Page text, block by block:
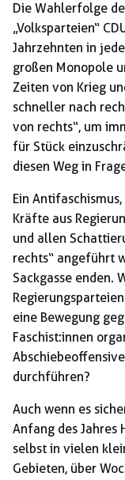
Die Wahlerfolge
„Volksparteien“
Jahrzehnten in
großen Monopole
Zeiten von Krieg
schneller nach
von rechts“, um
für Stück
diesen Weg in
Ein
Kräfte aus
und allen
rechts“ angeführt
Sackgasse enden.
eine Bewegung
Faschist:innen
durchführen?
Auch wenn es
Anfang des Jahres
selbst in vielen
Gebieten, über